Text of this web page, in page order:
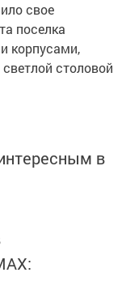
свое
поселка
корпусами,
столовой
в